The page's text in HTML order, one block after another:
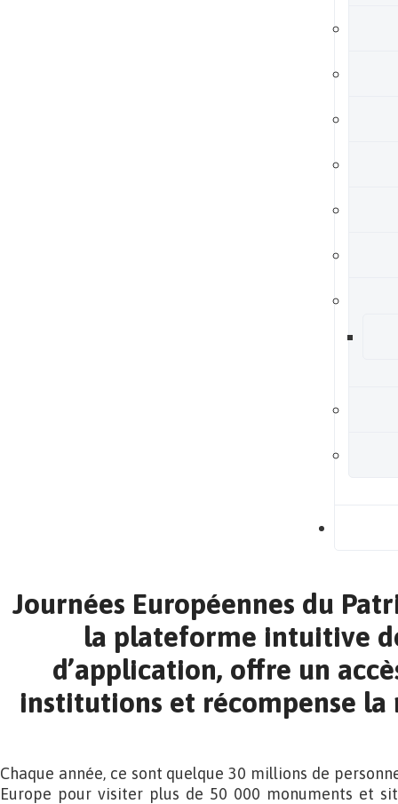
Journées Européennes du
la plateforme intuitive
d’application, offre un
institutions et récompense
Chaque année, ce sont quelque 30 millions de
Europe pour visiter plus de 50 000 monuments et